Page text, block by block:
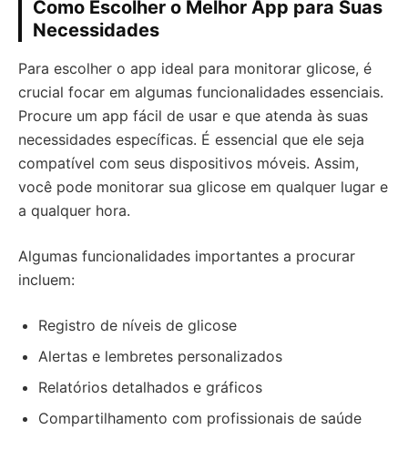
Como Escolher o Melhor App para Suas
Necessidades
Para escolher o app ideal para monitorar glicose, é
crucial focar em algumas funcionalidades essenciais.
Procure um app fácil de usar e que atenda às suas
necessidades específicas. É essencial que ele seja
compatível com seus dispositivos móveis. Assim,
você pode monitorar sua glicose em qualquer lugar e
a qualquer hora.
Algumas funcionalidades importantes a procurar
incluem:
Registro de níveis de glicose
Alertas e lembretes personalizados
Relatórios detalhados e gráficos
Compartilhamento com profissionais de saúde